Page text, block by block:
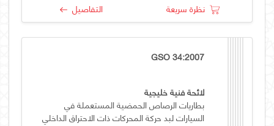
نظرة سريعة التفاصيل
GSO 34:2007
لائحة فنية خليجية
بطاريات الرصاص الحمضية المستعملة في
السيارات لبد حركة المحركات ذات الاحتراق الداخلي